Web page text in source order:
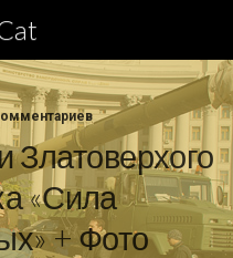
«Сила
+ Фото